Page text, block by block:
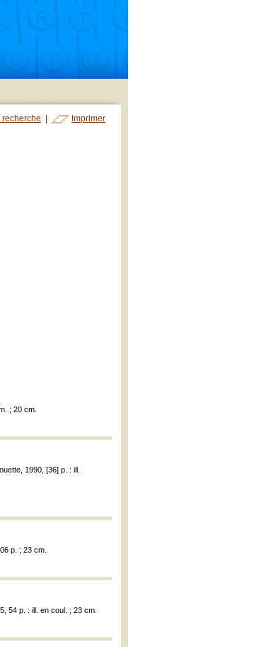
recherche Imprimer
; 20 cm.
1990, [36] p. : ill.
p. ; 23 cm.
54 p. : ill. en coul. ; 23 cm.